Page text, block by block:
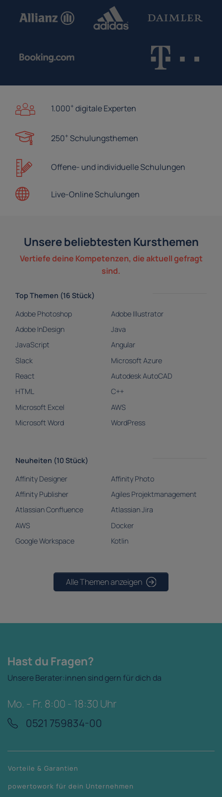
1.000+ digitale Experten
250+ Schulungsthemen
Offene- undindividuelle Schulungen
Live-OnlineSchulungen
Unsere beliebtesten Kursthemen
Vertiefe deine Kompetenzen, die aktuell gefragt
sind.
Top Themen (16 Stück)
Adobe Photoshop
Adobe Illustrator
Adobe InDesign
Java
JavaScript
Angular
Slack
Microsoft Azure
React
Autodesk AutoCAD
HTML
C++
Microsoft Excel
AWS
Microsoft Word
WordPress
Neuheiten (10 Stück)
Affinity Designer
Affinity Photo
Affinity Publisher
Agiles Projektmanagement
Atlassian Confluence
Atlassian Jira
AWS
Docker
Google Workspace
Kotlin
Alle Themen anzeigen
Hast du Fragen?
Unsere Berater:innen sind gern für dich da
Mo. - Fr. 8:00 - 18:30 Uhr
0521 759834-00
Vorteile & Garantien
powertowork für dein Unternehmen